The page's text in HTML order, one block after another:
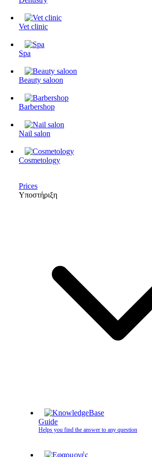
Vet clinic
Spa
Beauty saloon
Barbershop
Nail salon
Cosmetology
Prices
Υποστήριξη
Guide
Helps you find the answer to any question